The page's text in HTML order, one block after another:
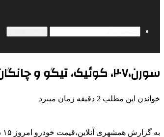
سورن،۲۰۷، کوئیک، تیگو و چانگان چقدر قیمت خورد؟ | قیمت خودرو امروز ۱۵ دی + جدول
خواندن این مطلب 2 دقیقه زمان میبرد
به گزارش همشهری آنلاین،قیمت خودرو امروز ۱۵ دی ۱۴۰۴ از سوی بنگاه‌های معاملاتی اعلام شد. بازار خودرو امروز تحت تاثیر نوسانات ارزی و کاهش عرضه، وارد فاز ناپایداری شده است.